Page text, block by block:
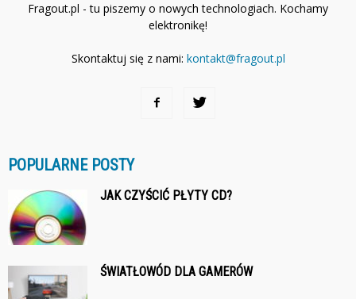
Fragout.pl - tu piszemy o nowych technologiach. Kochamy
elektronikę!
Skontaktuj się z nami: kontakt@fragout.pl
POPULARNE POSTY
JAK CZYŚCIĆ PŁYTY CD?
ŚWIATŁOWÓD DLA GAMERÓW